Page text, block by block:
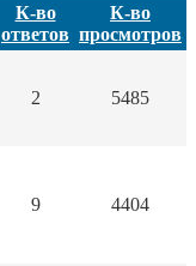
К-во
ответов
К-во
просмотров
2 5485
9 4404